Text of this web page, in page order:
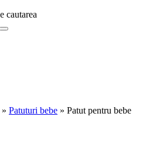
» Patuturi bebe » Patut pentru bebe